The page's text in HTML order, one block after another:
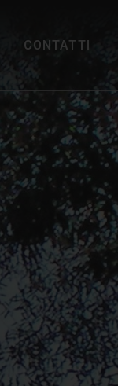
CONTATTI